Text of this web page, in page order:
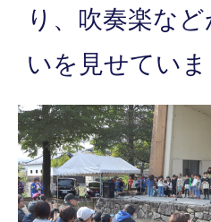
り、吹奏楽な
いを見せていま